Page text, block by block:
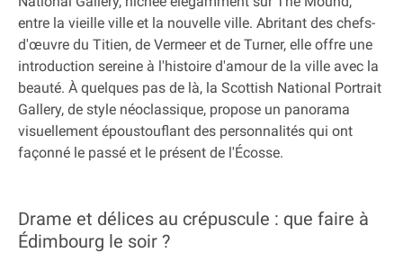
entre la vieille ville et la nouvelle ville. Abritant des chefs-
d'œuvre du Titien, de Vermeer et de Turner, elle offre une
introduction sereine à l'histoire d'amour de la ville avec la
beauté. À quelques pas de là, la Scottish National Portrait
Gallery, de style néoclassique, propose un panorama
visuellement époustouflant des personnalités qui ont
façonné le passé et le présent de l'Écosse.
Drame et délices au crépuscule : que faire à
Édimbourg le soir ?